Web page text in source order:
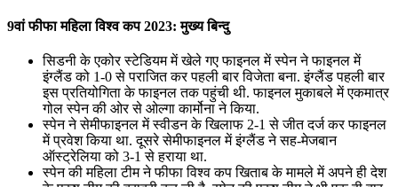
9वां फीफा महिला विश्व कप 2023: मुख्य बिन्दु
सिडनी के एकोर स्टेडियम में खेले गए फाइनल में स्पेन ने फाइनल में
इंग्लैंड को 1-0 से पराजित कर पहली बार विजेता बना. इंग्लैंड पहली बार
इस प्रतियोगिता के फाइनल तक पहुंची थी. फाइनल मुकाबले में एकमात्र
गोल स्पेन की ओर से ओल्गा कार्मोना ने किया.
स्पेन ने सेमीफाइनल में स्वीडन के खिलाफ 2-1 से जीत दर्ज कर फाइनल
में प्रवेश किया था. दूसरे सेमीफाइनल में इंग्लैंड ने सह-मेजबान
ऑस्ट्रेलिया को 3-1 से हराया था.
स्पेन की महिला टीम ने फीफा विश्व कप खिताब के मामले में अपने ही देश